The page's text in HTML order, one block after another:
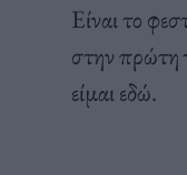
Είναι το
στην πρώτη
είμαι εδώ.